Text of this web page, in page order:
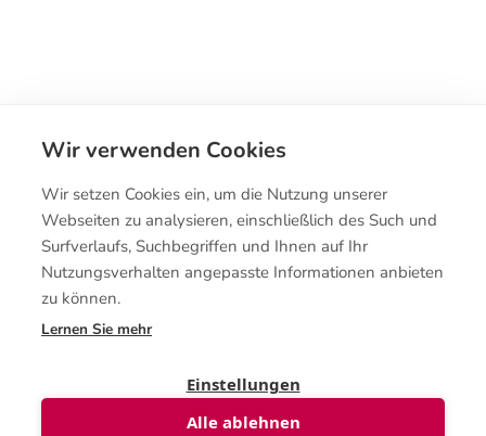
Kontakt
Kaufbedingungen
Wir verwenden Cookies
Wir setzen Cookies ein, um die Nutzung unserer
Webseiten zu analysieren, einschließlich des Such und
Surfverlaufs, Suchbegriffen und Ihnen auf Ihr
Nutzungsverhalten angepasste Informationen anbieten
zu können.
Lernen Sie mehr
Einstellungen
Alle ablehnen